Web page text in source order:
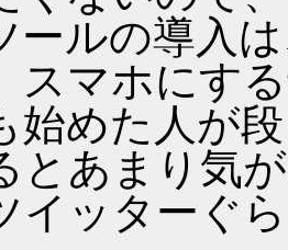
ールの導入
スマホにす
始めた人が
とあまり気
イッターぐ